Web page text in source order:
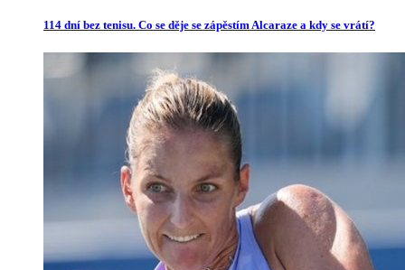
114 dní bez tenisu. Co se děje se zápěstím Alcaraze a kdy se vrátí?